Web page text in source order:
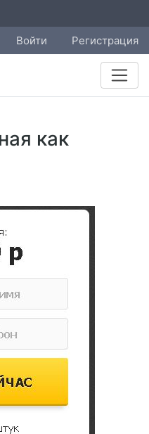
Войти Регистрация
как